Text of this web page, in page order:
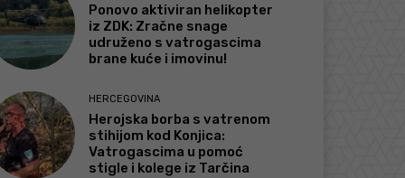
Ponovo aktiviran helikopter
iz ZDK: Zračne snage
udruženo s vatrogascima
brane kuće i imovinu!
HERCEGOVINA
Herojska borba s vatrenom
stihijom kod Konjica:
Vatrogascima u pomoć
stigle i kolege iz Tarčina